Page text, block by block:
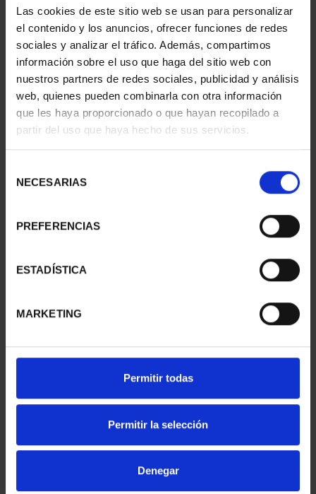
Las cookies de este sitio web se usan para personalizar
el contenido y los anuncios, ofrecer funciones de redes
sociales y analizar el tráfico. Además, compartimos
información sobre el uso que haga del sitio web con
nuestros partners de redes sociales, publicidad y análisis
web, quienes pueden combinarla con otra información
que les haya proporcionado o que hayan recopilado a
partir del uso que haya hecho de sus servicios.
NECESARIAS
PREFERENCIAS
ESTADÍSTICA
MARKETING
Permitir todas
Permitir la selección
Denegar
PICASSO (2023) OUNCE
"WAITING (MARGOT)"
PICASSO (2023) OUNCE
"JACQUELINE SEATED"
"BULLFIGHT"
"WEEPING WOMAN'S